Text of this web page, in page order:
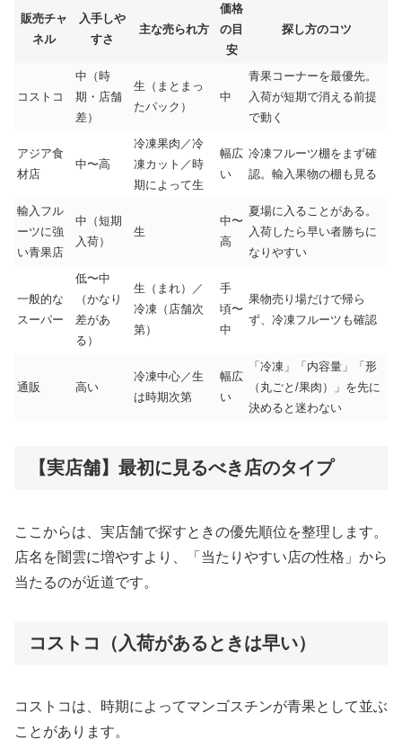
販売チャ
ネル
入手しや
すさ
主な売られ方
価格
の目
安
探し方のコツ
コストコ
中（時
期・店舗
差）
生（まとまっ
たパック）
中
青果コーナーを最優先。
入荷が短期で消える前提
で動く
アジア食
材店
中〜高
冷凍果肉／冷
凍カット／時
期によって生
幅広
い
冷凍フルーツ棚をまず確
認。輸入果物の棚も見る
輸入フル
ーツに強
い青果店
中（短期
入荷）
生
中〜
高
夏場に入ることがある。
入荷したら早い者勝ちに
なりやすい
一般的な
スーパー
低〜中
（かなり
差があ
る）
生（まれ）／
冷凍（店舗次
第）
手
頃〜
中
果物売り場だけで帰ら
ず、冷凍フルーツも確認
通販 高い
冷凍中心／生
は時期次第
幅広
い
「冷凍」「内容量」「形
（丸ごと/果肉）」を先に
決めると迷わない
【実店舗】最初に見るべき店のタイプ
ここからは、実店舗で探すときの優先順位を整理します。
店名を闇雲に増やすより、「当たりやすい店の性格」から
当たるのが近道です。
コストコ（入荷があるときは早い）
コストコは、時期によってマンゴスチンが青果として並ぶ
ことがあります。